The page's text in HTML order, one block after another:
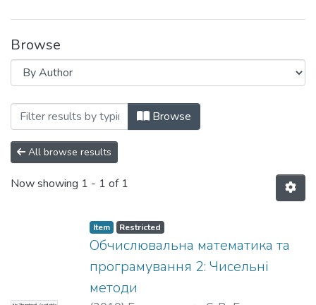
Browse
Browsing Кафедра кібернетики
Browse
All browse results
Now showing 1 - 1 of 1
Item Restricted
Обчислювальна математика та
програмування 2: Чисельні
методи